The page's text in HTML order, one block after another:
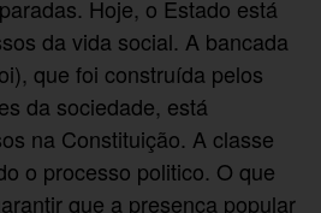
Hoje, o Estado está
da vida social. A bancada
que foi construída pelos
da sociedade, está
na Constituição. A classe
o processo politico. O que
que a presença popular